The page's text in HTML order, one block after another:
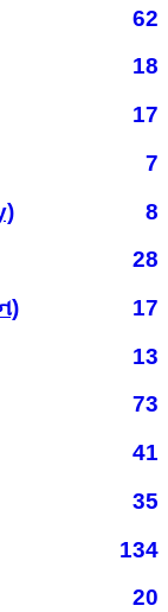
62
18
17
7
8
28
17
13
73
41
35
134
20